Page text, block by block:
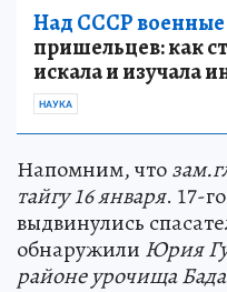
Над СССР военные
пришельцев: как
искала и изучала
НАУКА
Напомним, что
тайгу 16 января. 17-
выдвинулись
обнаружили Юрия
районе урочища